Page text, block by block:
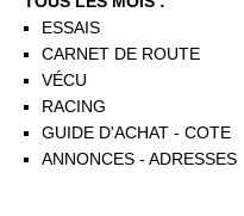
ESSAIS
CARNET DE ROUTE
VÉCU
RACING
GUIDE D'ACHAT - COTE
ANNONCES - ADRESSES